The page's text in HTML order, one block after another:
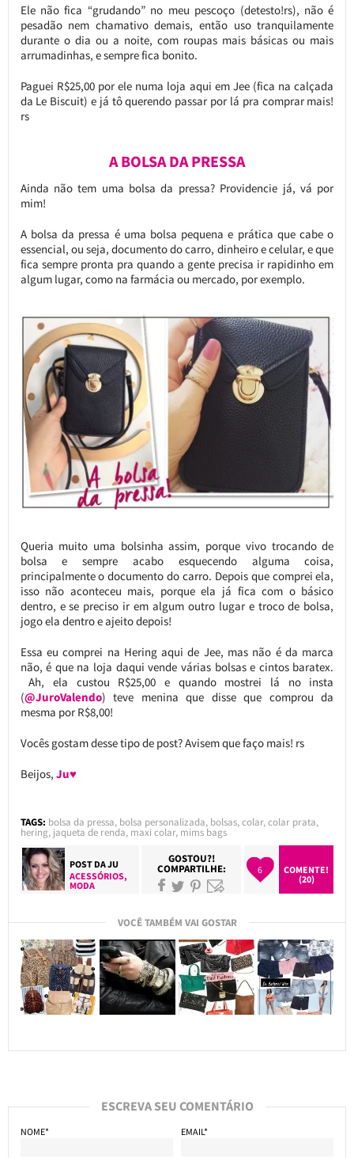
Ele não fica “grudando” no meu pescoço (detesto!rs), não é
pesadão nem chamativo demais, então uso tranquilamente
durante o dia ou a noite, com roupas mais básicas ou mais
arrumadinhas, e sempre fica bonito.
Paguei R$25,00 por ele numa loja aqui em Jee (fica na calçada
da Le Biscuit) e já tô querendo passar por lá pra comprar mais!
rs
A BOLSA DA PRESSA
Ainda não tem uma bolsa da pressa? Providencie já, vá por
mim!
A bolsa da pressa é uma bolsa pequena e prática que cabe o
essencial, ou seja, documento do carro, dinheiro e celular, e que
fica sempre pronta pra quando a gente precisa ir rapidinho em
algum lugar, como na farmácia ou mercado, por exemplo.
Queria muito uma bolsinha assim, porque vivo trocando de
bolsa e sempre acabo esquecendo alguma coisa,
principalmente o documento do carro. Depois que comprei ela,
isso não aconteceu mais, porque ela já fica com o básico
dentro, e se preciso ir em algum outro lugar e troco de bolsa,
jogo ela dentro e ajeito depois!
Essa eu comprei na Hering aqui de Jee, mas não é da marca
não, é que na loja daqui vende várias bolsas e cintos baratex.
Ah, ela custou R$25,00 e quando mostrei lá no insta
(@JuroValendo) teve menina que disse que comprou da
mesma por R$8,00!
Vocês gostam desse tipo de post? Avisem que faço mais! rs
Beijos, Ju♥
TAGS: bolsa da pressa, bolsa personalizada, bolsas,colar,colar prata,
hering, jaqueta de renda, maxi colar, mims bags
POST DAJU
ACESSÓRIOS,
MODA
GOSTOU?!
COMPARTILHE: 6
COMENTE!
(20)
VOCÊ TAMBÉM VAI GOSTAR
ESCREVA SEU COMENTÁRIO
NOME* EMAIL*